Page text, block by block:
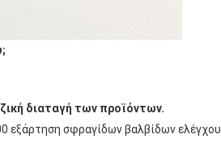
διαταγή των προϊόντων.
εξάρτηση σφραγίδων βαλβίδων ελέγχου